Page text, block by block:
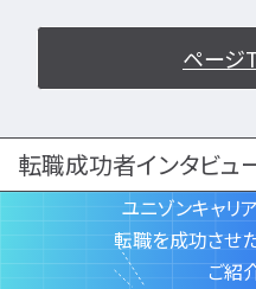
ページ
転職成功者インタビュ
ユニゾンキャリ
転職を成功させ
ご紹